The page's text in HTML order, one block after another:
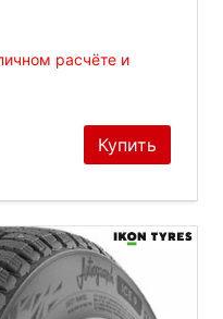
расчёте и
Купить